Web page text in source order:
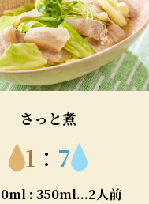
さっと煮
1 ： 7
: 350ml...2人前